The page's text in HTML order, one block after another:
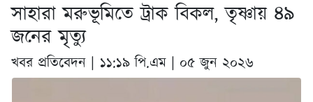
সাহারা মরুভূমিতে ট্রাক বিকল, তৃষ্ণায় ৪৯
জনের মৃত্যু
খবর প্রতিবেদন | ১১:১৯ পি.এম | ০৫ জুন ২০২৬